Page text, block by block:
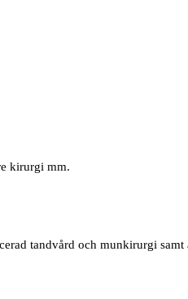
kirurgi mm.
tandvård och munkirurgi